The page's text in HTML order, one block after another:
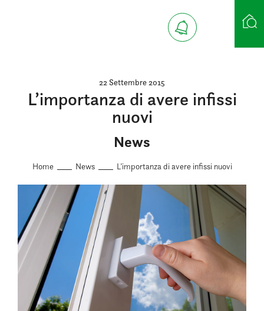
22 Settembre 2015
L’importanza di avere infissi
nuovi
News
Home News L’importanza di avere infissi nuovi